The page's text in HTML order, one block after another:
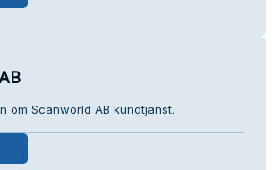
om Scanworld AB kundtjänst.